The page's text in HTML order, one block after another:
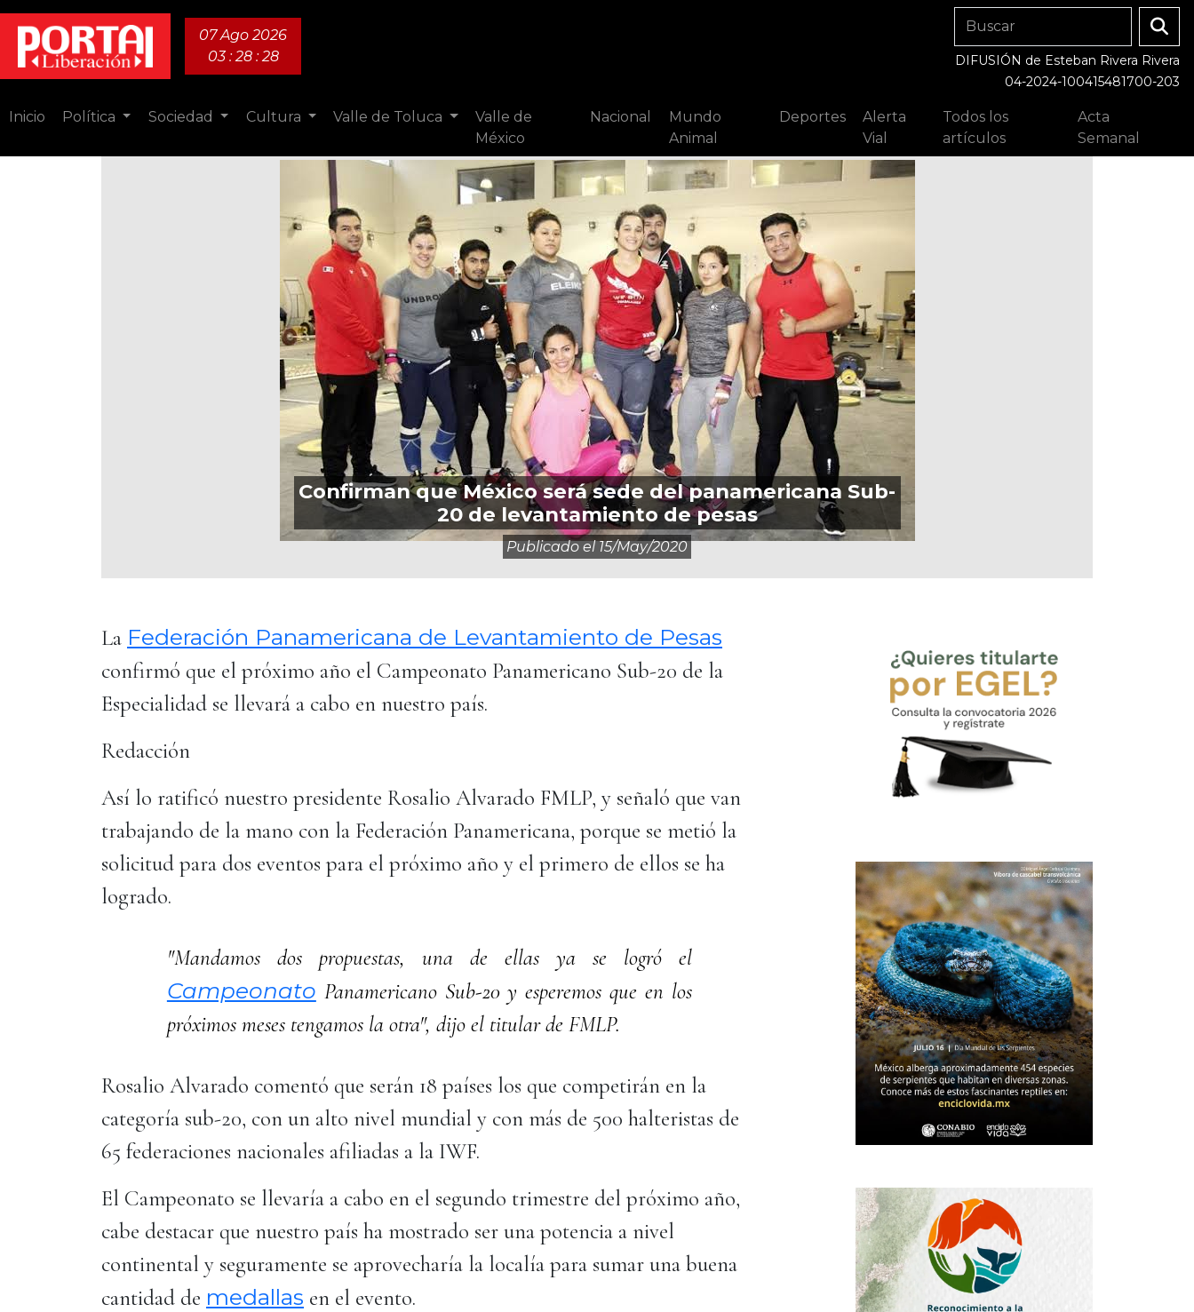
07 Ago 2026
03 : 28 : 29
DIFUSIÓN de Esteban Rivera Rivera
04-2024-100415481700-203
Inicio Política Sociedad Cultura Valle de Toluca
Valle de
México
Nacional
Mundo
Animal
Deportes
Alerta
Vial
Todos los
artículos
Acta
Semanal
Confirman que México será sede del panamericana Sub-
20 de levantamiento de pesas
Publicado el15/may/2020
La Federación Panamericana de Levantamiento de Pesas
confirmó que el próximo año el Campeonato Panamericano Sub-20 de la
Especialidad se llevará a cabo en nuestro país.
Redacción
Así lo ratificó nuestro presidente Rosalio Alvarado FMLP, y señaló que van
trabajando de la mano con la Federación Panamericana, porque se metió la
solicitud para dos eventos para el próximo año y el primero de ellos se ha
logrado.
"Mandamos dos propuestas, una de ellas ya se logró el
Campeonato Panamericano Sub-20 y esperemos que en los
próximos meses tengamos la otra", dijo el titular de FMLP.
Rosalio Alvarado comentó que serán 18 países los que competirán en la
categoría sub-20, con un alto nivel mundial y con más de 500 halteristas de
65 federaciones nacionales afiliadas a la IWF.
El Campeonato se llevaría a cabo en el segundo trimestre del próximo año,
cabe destacar que nuestro país ha mostrado ser una potencia a nivel
continental y seguramente se aprovecharía la localía para sumar una buena
cantidad de medallas en el evento.